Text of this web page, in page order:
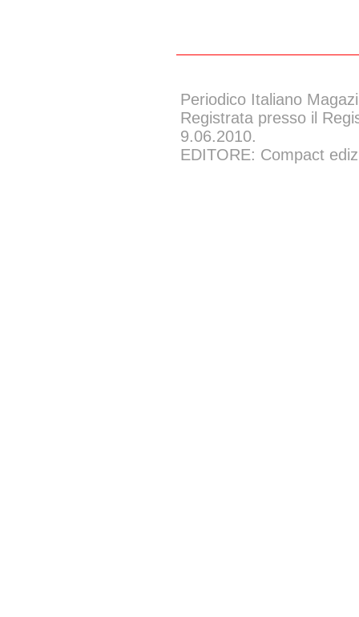
Periodico Italiano
Registrata presso il
9.06.2010.
EDITORE: Compact